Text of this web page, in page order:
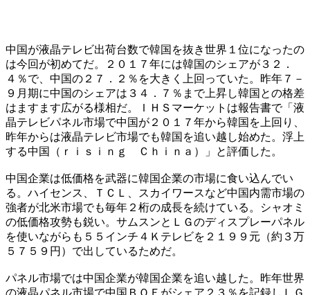
中国が液晶テレビ出荷台数で韓国を抜き世界１位になったの
は今回が初めてだ。２０１７年には韓国のシェアが３２．
４％で、中国の２７．２％を大きく上回っていた。昨年７－
９月期に中国のシェアは３４．７％まで上昇し韓国との格差
はますます広がる様相だ。ＩＨＳマーケットは報告書で「液
晶テレビパネル市場で中国が２０１７年から韓国を上回り、
昨年からは液晶テレビ市場でも韓国を追い越し始めた。浮上
する中国（ｒｉｓｉｎｇ Ｃｈｉｎａ）」と評価した。
中国企業は低価格を武器に韓国企業の市場に食い込んでい
る。ハイセンス、ＴＣＬ、スカイワースなど中国内需市場の
強者が北米市場でも毎年２桁の成長を続けている。シャオミ
の低価格攻勢も鋭い。サムスンとＬＧのディスプレーパネル
を使いながらも５５インチ４Ｋテレビを２１９９元（約３万
５７５９円）で出しているためだ。
パネル市場では中国企業が韓国企業を追い越した。昨年世界
の液晶パネル市場で中国ＢＯＥがシェア２３％を記録しＬＧ